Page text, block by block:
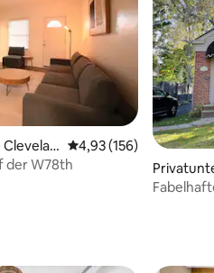
Durchschnittliche
4,93 (156)
der W78th
d Heights